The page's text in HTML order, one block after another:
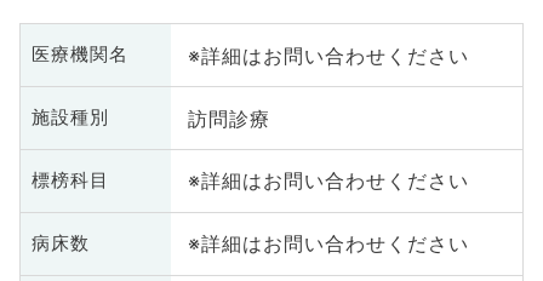
医療機関名 ※詳細はお問い合わせください
施設種別 訪問診療
標榜科目 ※詳細はお問い合わせください
病床数 ※詳細はお問い合わせください